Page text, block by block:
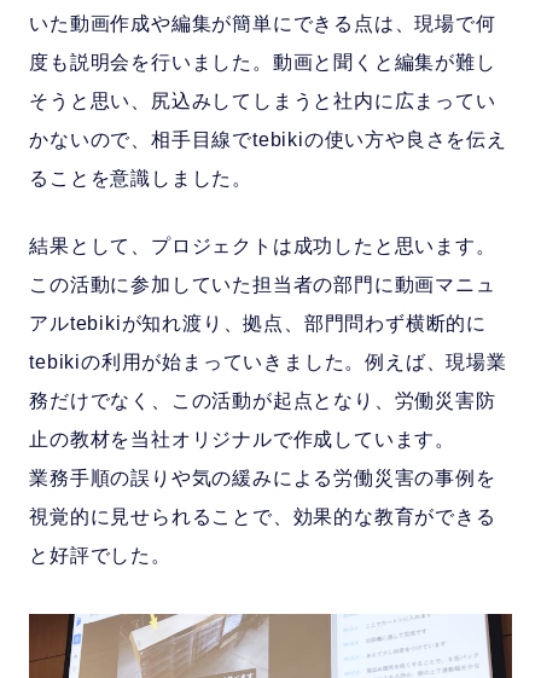
いた動画作成や編集が簡単にできる点は、現場で何
度も説明会を行いました。動画と聞くと編集が難し
そうと思い、尻込みしてしまうと社内に広まってい
かないので、相手目線でtebikiの使い方や良さを伝え
ることを意識しました。
結果として、プロジェクトは成功したと思います。
この活動に参加していた担当者の部門に動画マニュ
アルtebikiが知れ渡り、拠点、部門問わず横断的に
tebikiの利用が始まっていきました。例えば、現場業
務だけでなく、この活動が起点となり、労働災害防
止の教材を当社オリジナルで作成しています。
業務手順の誤りや気の緩みによる労働災害の事例を
視覚的に見せられることで、効果的な教育ができる
と好評でした。